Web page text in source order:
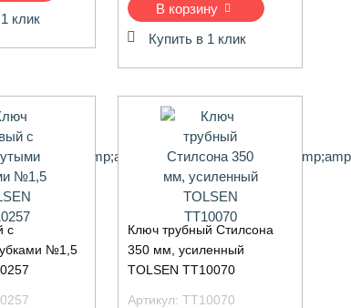
клик
В корзину
Купить в 1 клик
с
№1,5
Ключ трубный Стилсона
350 мм, усиленный
TOLSEN TT10070
Артикул:TT10070